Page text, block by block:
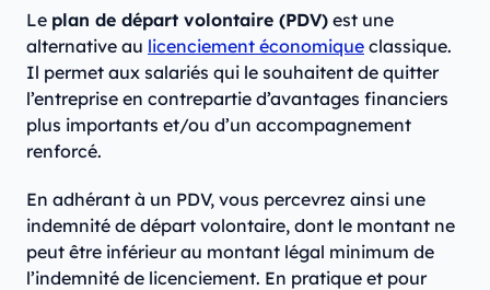
Le plan de départ volontaire (PDV) est une
alternative au licenciement économique classique.
Il permet aux salariés qui le souhaitent de quitter
l’entreprise en contrepartie d’avantages financiers
plus importants et/ou d’un accompagnement
renforcé.
En adhérant à un PDV, vous percevrez ainsi une
indemnité de départ volontaire, dont le montant ne
peut être inférieur au montant légal minimum de
l’indemnité de licenciement. En pratique et pour